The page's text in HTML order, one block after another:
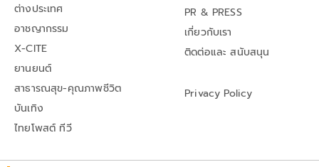
ต่างประเทศ
อาชญากรรม
X-CITE
ยานยนต์
สาธารณสุข-คุณภาพชีวิต
บันเทิง
ไทยโพสต์ ทีวี
PR & PRESS
เกี่ยวกับเรา
ติดต่อและ สนับสนุน
Privacy Policy